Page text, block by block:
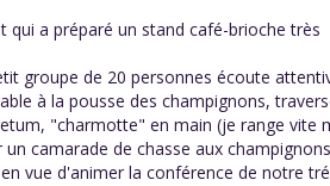
a préparé un stand café-brioche très
groupe de 20 personnes écoute
à la pousse des champignons,
"charmotte" en main (je range vite
camarade de chasse aux
vue d'animer la conférence de notre